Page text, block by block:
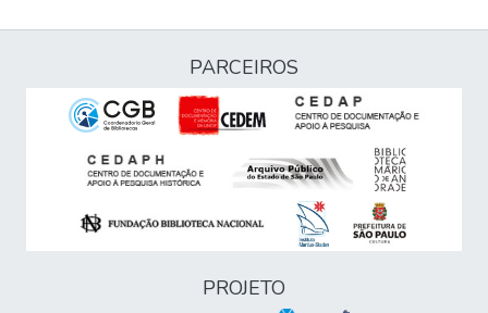
PARCEIROS
PROJETO